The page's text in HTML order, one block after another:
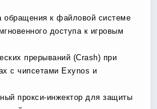
обращения к файловой системе
доступа к игровым
прерываний (Crash) при
с чипсетами Exynos и
прокси-инжектор для защиты